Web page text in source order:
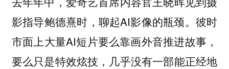
影指导鲍德熹时，聊起AI影像的瓶颈。彼时
市面上大量AI短片要么靠画外音推进故事，
要么只是特效炫技，几乎没有一部能正经地